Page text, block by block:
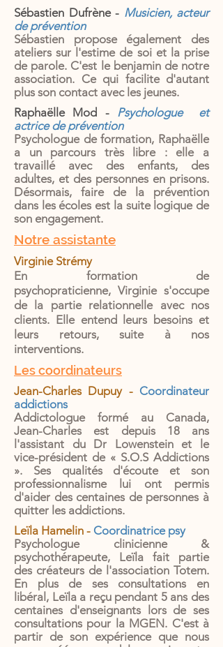
Sébastien Dufrène - Musicien, acteur
de prévention
Sébastien propose également des
ateliers sur l'estime de soi et la prise
de parole. C'est le benjamin de notre
association. Ce qui facilite d'autant
plus son contact avec les jeunes.
Raphaëlle Mod -
Psychologue et
actrice de prévention
Psychologue de formation, Raphaëlle
a un parcours très libre : elle a
travaillé avec des enfants, des
adultes, et des personnes en prisons.
Désormais, faire de la prévention
dans les écoles est la suite logique de
son engagement.
Notre assistante
Virginie Strémy
En formation de
psychopraticienne, Virginie s'occupe
de la partie relationnelle avec nos
clients. Elle entend leurs besoins et
leurs retours, suite à nos
interventions.
Les coordinateurs
Jean-Charles Dupuy - Coordinateur
addictions
Addictologue formé au Canada,
Jean-Charles est depuis 18 ans
l'assistant du Dr Lowenstein et le
vice-président de « S.O.S Addictions
». Ses qualités d'écoute et son
professionnalisme lui ont permis
d'aider des centaines de personnes à
quitter les addictions.
Leïla Hamelin - Coordinatrice psy
Psychologue clinicienne &
psychothérapeute, Leïla fait partie
des créateurs de l'association Totem.
En plus de ses consultations en
libéral, Leïla a reçu pendant 5 ans des
centaines d'enseignants lors de ses
consultations pour la MGEN. C'est à
partir de son expérience que nous